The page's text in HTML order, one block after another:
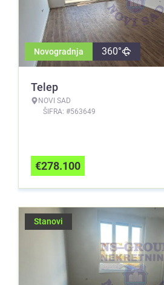
Novogradnja 360°
Telep
NOVI SAD
ŠIFRA: #563649
€278.100
Stanovi